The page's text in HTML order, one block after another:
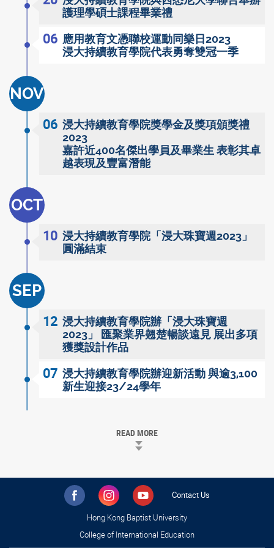
護理學碩士課程畢業禮
06 應用教育文憑聯校運動同樂日2023
浸大持續教育學院代表勇奪雙冠一季
NOV
06 浸大持續教育學院獎學金及獎項頒獎禮
2023
嘉許近400名傑出學員及畢業生 表彰其卓
越表現及豐富潛能
OCT
10 浸大持續教育學院「浸大珠寶週2023」
圓滿結束
SEP
12 浸大持續教育學院辦「浸大珠寶週
2023」 匯聚業界翹楚暢談遠見 展出多項
獲獎設計作品
07 浸大持續教育學院辦迎新活動 與逾3,100
新生迎接23/24學年
READ MORE
Contact Us
Hong Kong Baptist University
College of International Education